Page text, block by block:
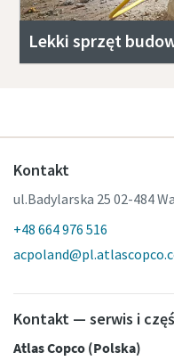
Lekki sprzęt
Kontakt
ul.Badylarska 25 02-484
+48 664 976 516
Kontakt — serwis i
Atlas Copco (Polska)